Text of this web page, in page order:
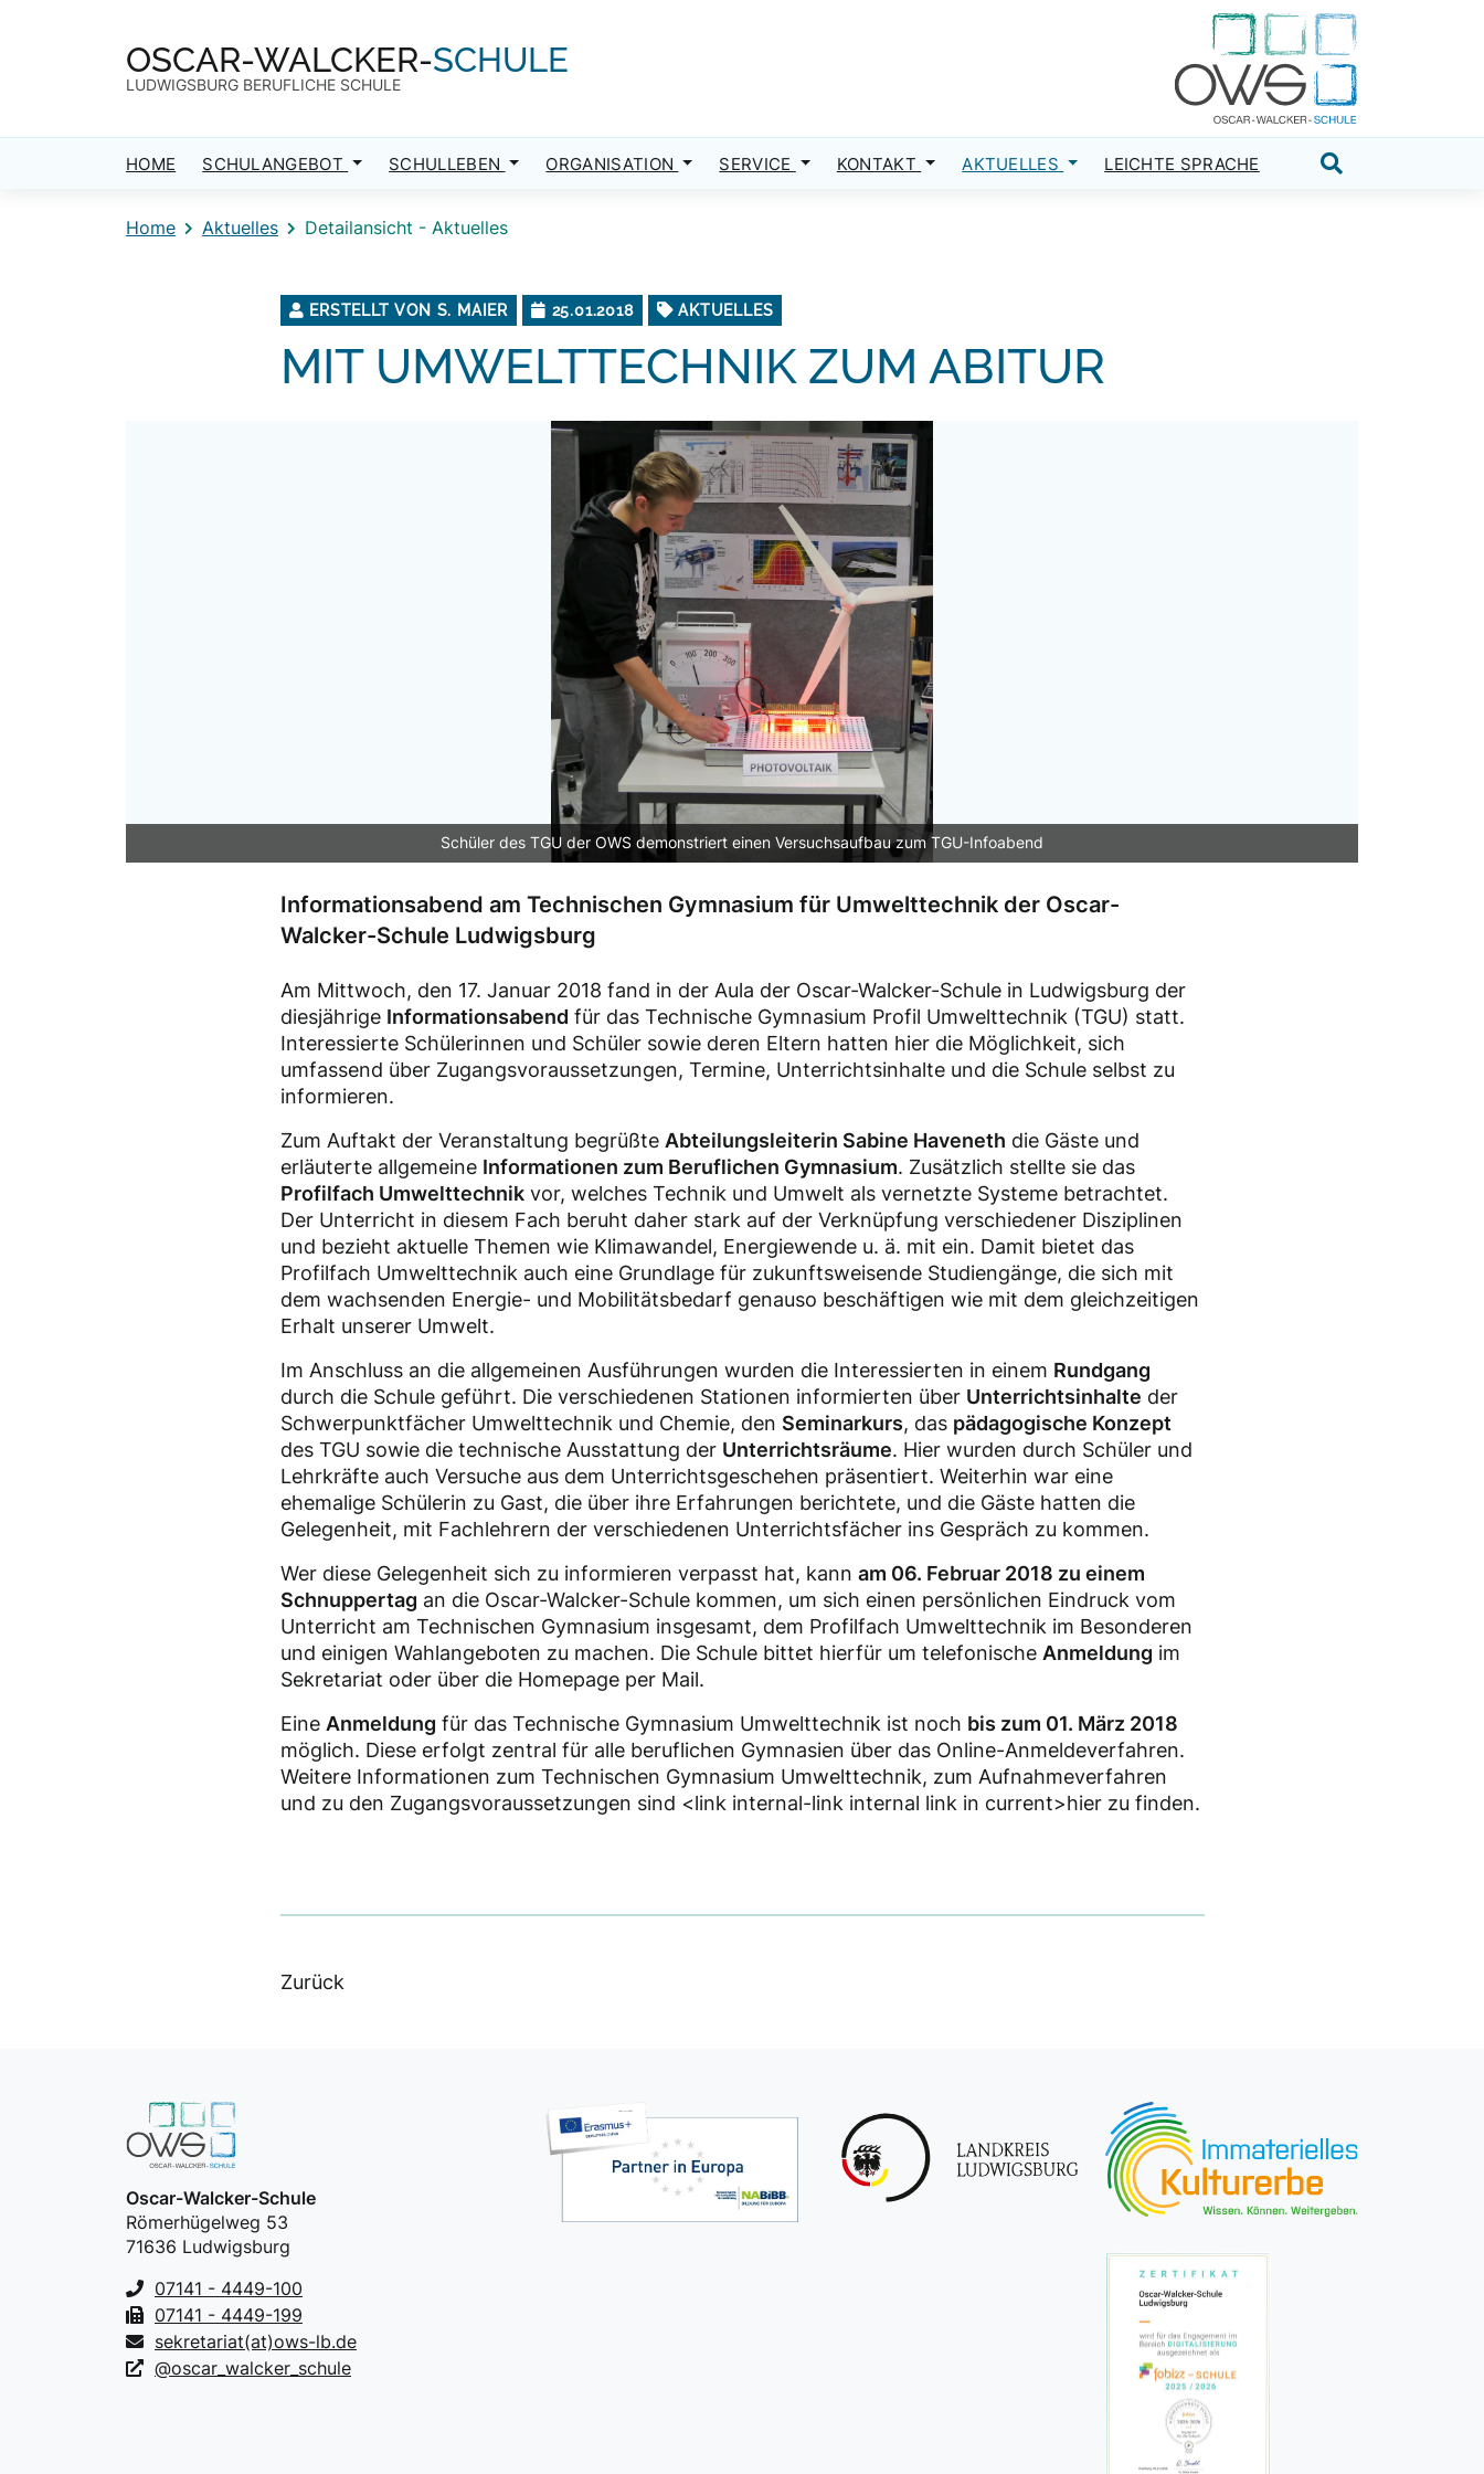
OSCAR-WALCKER-SCHULE
LUDWIGSBURG BERUFLICHE SCHULE
HOME SCHULANGEBOT SCHULLEBEN ORGANISATION SERVICE KONTAKT AKTUELLES LEICHTE SPRACHE
Home Aktuelles Detailansicht - Aktuelles
ERSTELLT VON S. MAIER 25.01.2018 AKTUELLES
MIT UMWELTTECHNIK ZUM ABITUR
Schüler des TGU der OWS demonstriert einen Versuchsaufbau zum TGU-Infoabend
Informationsabend am Technischen Gymnasium für Umwelttechnik der Oscar-
Walcker-Schule Ludwigsburg
Am Mittwoch, den 17. Januar 2018 fand in der Aula der Oscar-Walcker-Schule in Ludwigsburg der
diesjährige Informationsabend für das Technische Gymnasium Profil Umwelttechnik (TGU) statt.
Interessierte Schülerinnen und Schüler sowie deren Eltern hatten hier die Möglichkeit, sich
umfassend über Zugangsvoraussetzungen, Termine, Unterrichtsinhalte und die Schule selbst zu
informieren.
Zum Auftakt der Veranstaltung begrüßte Abteilungsleiterin Sabine Haveneth die Gäste und
erläuterte allgemeine Informationen zum Beruflichen Gymnasium. Zusätzlich stellte sie das
Profilfach Umwelttechnikvor, welches Technik und Umwelt als vernetzte Systeme betrachtet.
Der Unterricht in diesem Fach beruht daher stark auf der Verknüpfung verschiedener Disziplinen
und bezieht aktuelle Themen wie Klimawandel, Energiewende u. ä. mit ein. Damit bietet das
Profilfach Umwelttechnik auch eine Grundlage für zukunftsweisende Studiengänge, die sich mit
dem wachsenden Energie- und Mobilitätsbedarf genauso beschäftigen wie mit dem gleichzeitigen
Erhalt unserer Umwelt.
Im Anschluss an die allgemeinen Ausführungen wurden die Interessierten in einem Rundgang
durch die Schule geführt. Die verschiedenen Stationen informierten über Unterrichtsinhalte der
Schwerpunktfächer Umwelttechnik und Chemie, den Seminarkurs, das pädagogische Konzept
des TGU sowie die technische Ausstattung der Unterrichtsräume. Hier wurden durch Schüler und
Lehrkräfte auch Versuche aus dem Unterrichtsgeschehen präsentiert. Weiterhin war eine
ehemalige Schülerin zu Gast, die über ihre Erfahrungen berichtete, und die Gäste hatten die
Gelegenheit, mit Fachlehrern der verschiedenen Unterrichtsfächer ins Gespräch zu kommen.
Wer diese Gelegenheit sich zu informieren verpasst hat, kann am 06. Februar 2018 zu einem
Schnuppertag an die Oscar-Walcker-Schule kommen, um sich einen persönlichen Eindruck vom
Unterricht am Technischen Gymnasium insgesamt, dem Profilfach Umwelttechnik im Besonderen
und einigen Wahlangeboten zu machen. Die Schule bittet hierfür um telefonische Anmeldung im
Sekretariat oder über die Homepage per Mail.
Eine Anmeldung für das Technische Gymnasium Umwelttechnik ist noch bis zum 01. März 2018
möglich. Diese erfolgt zentral für alle beruflichen Gymnasien über das Online-Anmeldeverfahren.
Weitere Informationen zum Technischen Gymnasium Umwelttechnik, zum Aufnahmeverfahren
und zu den Zugangsvoraussetzungen sind <link internal-link internal link in current>hier zu finden.
Zurück
Oscar-Walcker-Schule
Römerhügelweg 53
71636 Ludwigsburg
07141 - 4449-100
07141 - 4449-199
sekretariat(at)ows-lb.de
@oscar_walcker_schule